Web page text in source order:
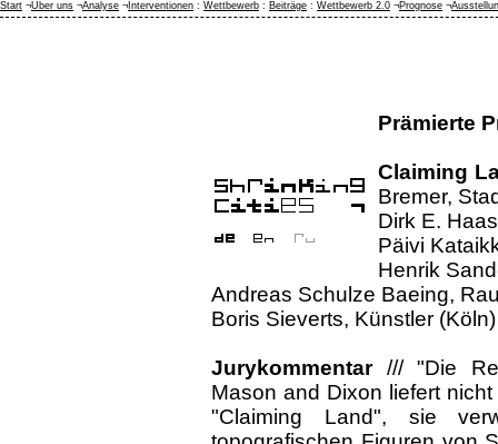
Prämierte
Claiming
Bremer,
Dirk E.
Päivi
Henrik
Andreas Schulze Baeing,
Boris Sieverts, Künstler (Köln)
Jurykommentar/// "Die
Mason and Dixon liefert
"Claiming Land", sie
Start ¬Über uns ¬Analyse ¬ Interventionen : Wettbewerb : Beiträge : Wettbewerb 2.0 ¬Prognose ¬